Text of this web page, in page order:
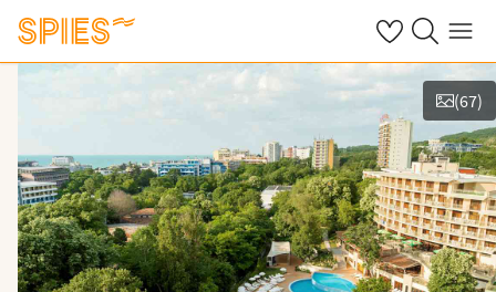
Se dine gemte
Søg påMenu
Vis billeder
(67)